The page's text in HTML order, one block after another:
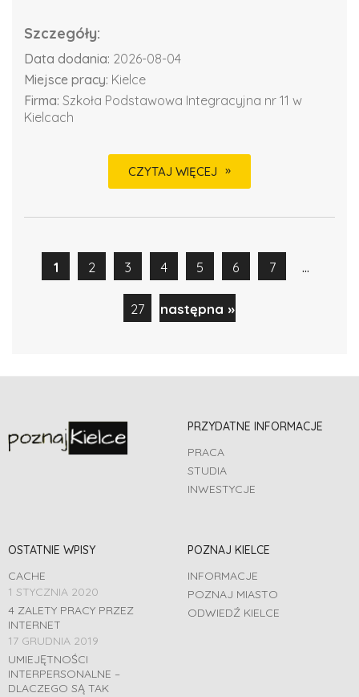
Szczegóły:
Data dodania: 2026-08-04
Miejsce pracy: Kielce
Firma: Szkoła Podstawowa Integracyjna nr 11 w
Kielcach
CZYTAJ WIĘCEJ
1 2 3 4 5 6 7 ...
27 następna »
PRZYDATNE INFORMACJE
PRACA
STUDIA
INWESTYCJE
OSTATNIE WPISY
CACHE
1 STYCZNIA 2020
4 ZALETY PRACY PRZEZ
INTERNET
17 GRUDNIA 2019
UMIEJĘTNOŚCI
INTERPERSONALNE –
DLACZEGO SĄ TAK
POZNAJ KIELCE
INFORMACJE
POZNAJ MIASTO
ODWIEDŹ KIELCE